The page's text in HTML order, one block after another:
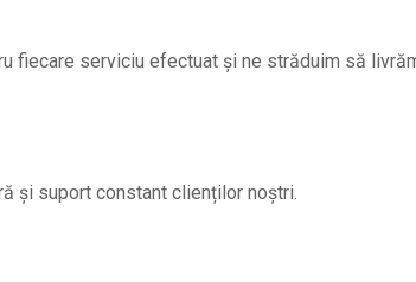
fiecare serviciu efectuat și ne străduim să
și suport constant clienților noștri.